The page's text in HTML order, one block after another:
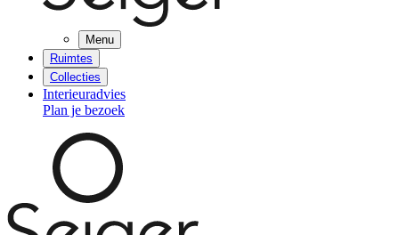
Menu
Ruimtes
Collecties
Interieuradvies
Plan je bezoek